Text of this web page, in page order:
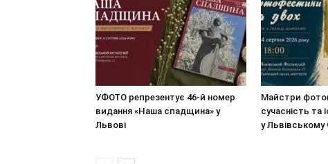
УФОТО репрезентує 46-й номер
видання «Наша спадщина» у
Львові
Майстри
сучасність та
у Львівському